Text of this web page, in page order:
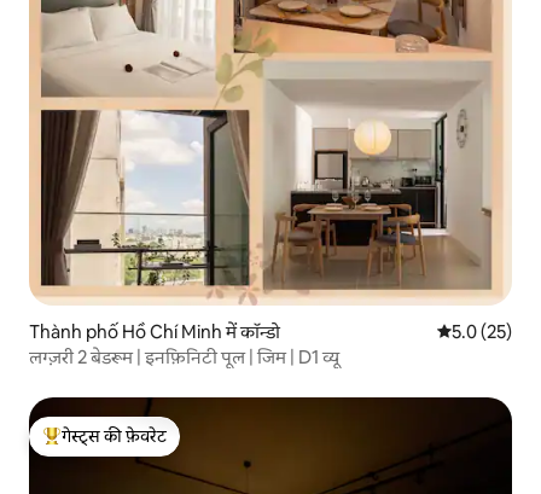
Thành phố Hồ Chí Minh में कॉन्डो औसत रेटिंग 5
5.0 (25)
लग्ज़री 2 बेडरूम | इनफ़िनिटी पूल | जिम | D1 व्यू
गेस्ट्स का टॉप फ़ेवरेट
गेस्ट्स की फ़ेवरेट